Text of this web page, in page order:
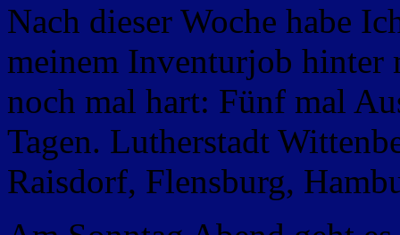
Nach dieser Woche habe
meinem Inventurjob hinter
noch mal hart: Fünf mal
Tagen. Lutherstadt
Raisdorf, Flensburg,